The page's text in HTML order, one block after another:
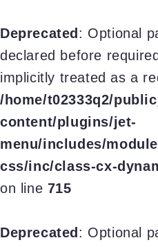
Deprecated : Optional
declared before
implicitly treated as a
/home/t02333q2/
content/plugins/jet-
menu/includes/
css/inc/class-cx-
on line 715
Deprecated : Optional